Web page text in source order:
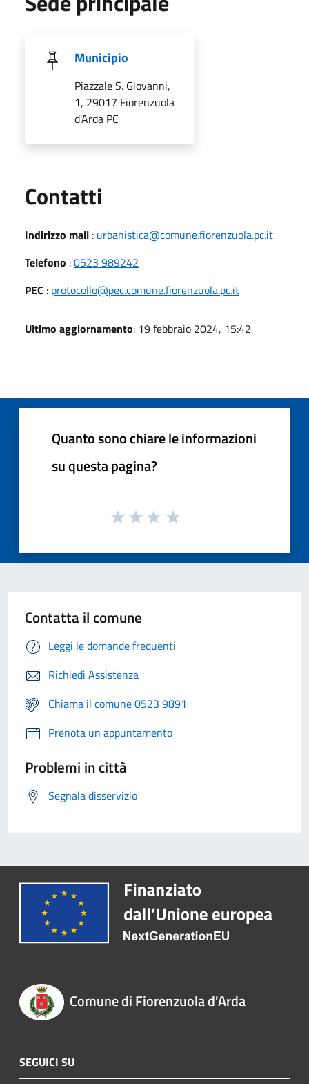
Municipio
Piazzale S. Giovanni,
1, 29017 Fiorenzuola
d'Arda PC
Contatti
Indirizzo mail : urbanistica@comune.fiorenzuola.pc.it
Telefono :0523 989242
PEC : protocollo@pec.comune.fiorenzuola.pc.it
Ultimo aggiornamento: 19 febbraio 2024, 15:42
Quanto sono chiare le informazioni
su questa pagina?
Contatta il comune
Leggi le domande frequenti
Richiedi Assistenza
Chiama il comune 0523 9891
Prenota un appuntamento
Problemi in città
Segnala disservizio
Comune di Fiorenzuola d'Arda
SEGUICI SU